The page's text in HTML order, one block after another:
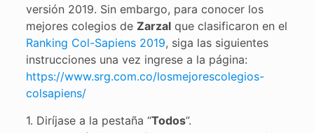
versión 2019. Sin embargo, para conocer los
mejores colegios de Zarzalque clasificaron en el
Ranking Col-Sapiens 2019, siga las siguientes
instrucciones una vez ingrese a la página:
https://www.srg.com.co/losmejorescolegios-
colsapiens/
1. Diríjase a la pestaña “Todos”.